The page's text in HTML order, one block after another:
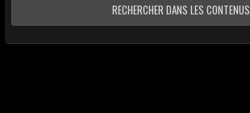
RECHERCHER DANS LES CONTENUS